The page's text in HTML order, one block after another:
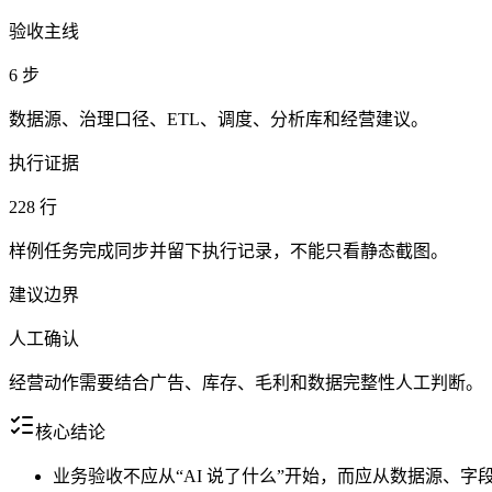
验收主线
6 步
数据源、治理口径、ETL、调度、分析库和经营建议。
执行证据
228 行
样例任务完成同步并留下执行记录，不能只看静态截图。
建议边界
人工确认
经营动作需要结合广告、库存、毛利和数据完整性人工判断。
核心结论
业务验收不应从“AI 说了什么”开始，而应从数据源、字